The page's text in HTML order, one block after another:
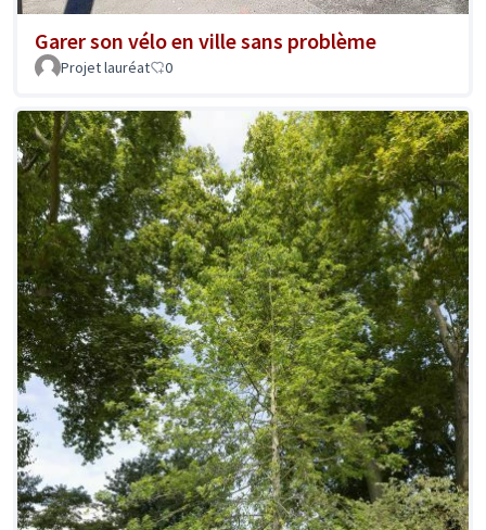
Garer son vélo en ville sans problème
Projet lauréat 0